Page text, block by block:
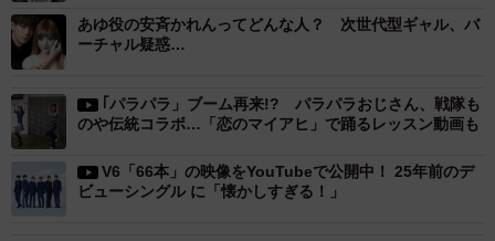
グルではなくアルバム曲であるところに浜崎の“globe愛”を
感じる。
また、globeと同様、小室哲哉がメンバーのTM NETWORK
からは「SEVEN DAYS WAR」のみならず「GIRL
FRIEND」もセレクト。この曲は1988年に発売されたシン
グル「SEVEN DAYS WAR」のカップリング曲であり、映
あゆ役の安斉かれんってどんな人？ 次世代型ギャル、バ
ーチャル疑惑…
｢パラパラ」ブーム再来!? パラパラおじさん、戦隊も
のや伝統コラボ…「恋のマイアヒ」で踊るレッスン動画も
V6「66本」の映像をYouTubeで公開中！ 25年前のデ
ビューシングル に「懐かしすぎる！」